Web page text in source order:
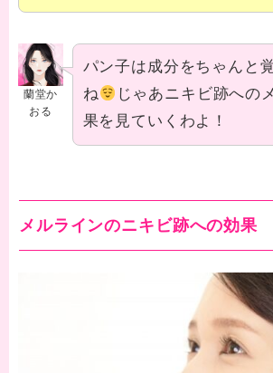
蘭堂か
おる
パン子は成分をちゃんと
ね
じゃあニキビ跡への
果を見ていくわよ！
メルラインのニキビ跡への効果